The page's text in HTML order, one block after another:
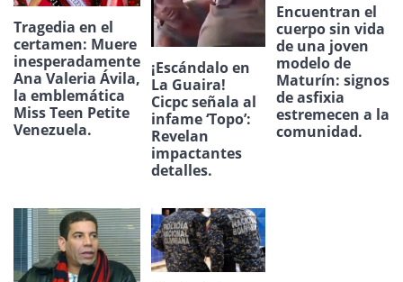
Tragedia en el
certamen: Muere
inesperadamente
Ana Valeria Ávila,
la emblemática
Miss Teen Petite
Venezuela.
¡Escándalo en
La Guaira!
Cicpc señala al
infame ‘Topo’:
Revelan
impactantes
detalles.
Encuentran el
cuerpo sin vida
de una joven
modelo de
Maturín: signos
de asfixia
estremecen a la
comunidad.